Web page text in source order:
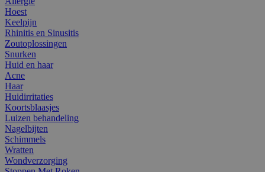
Hoest
Keelpijn
Rhinitis en Sinusitis
Zoutoplossingen
Snurken
Huid en haar
Acne
Haar
Huidirritaties
Koortsblaasjes
Luizen behandeling
Nagelbijten
Schimmels
Wratten
Wondverzorging